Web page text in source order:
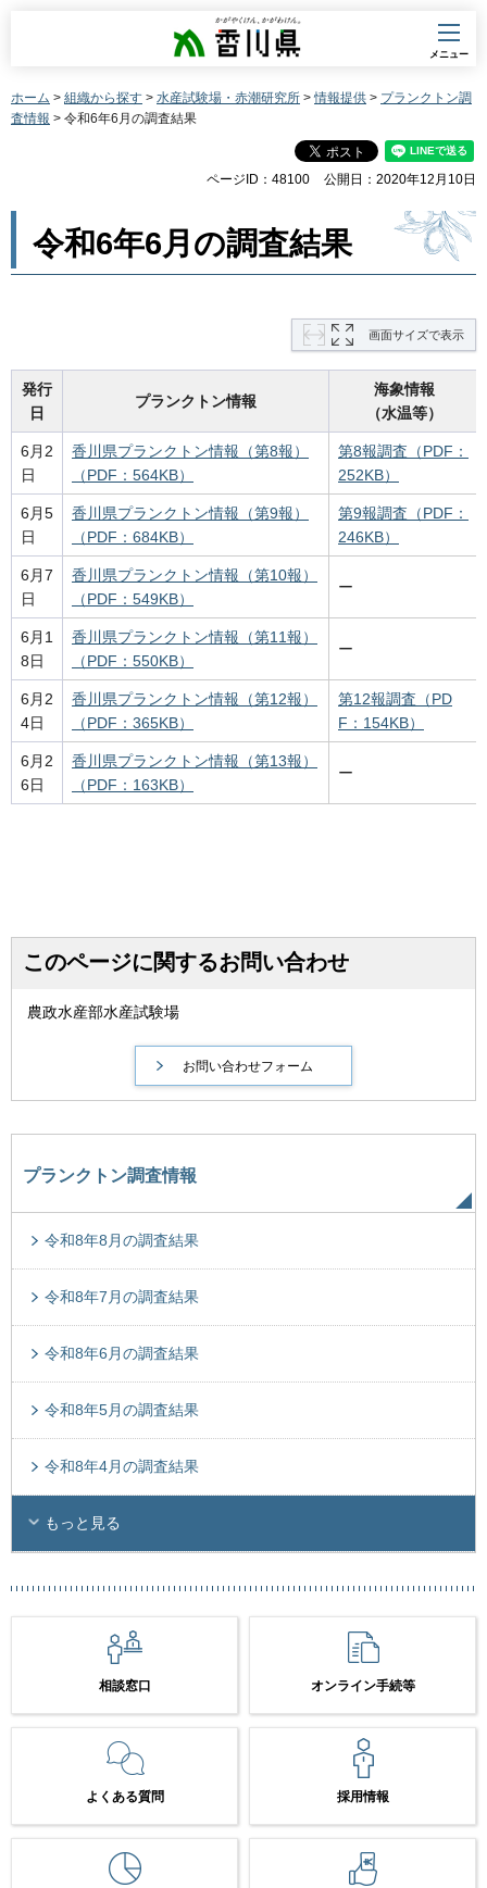
香川県
メニュー
ホーム > 組織から探す > 水産試験場・赤潮研究所 >情報提供 > プランクトン調
査情報 > 令和6年6月の調査結果
ページID：48100 公開日：2020年12月10日
令和6年6月の調査結果
画面サイズで表示
発行
日
プランクトン情報
海象情報
（水温等）
6月2
日
香川県プランクトン情報（第8報）
（PDF：564KB）
第8報調査（PDF：
252KB）
6月5
日
香川県プランクトン情報（第9報）
（PDF：684KB）
第9報調査（PDF：
246KB）
6月7
日
香川県プランクトン情報（第10報）
（PDF：549KB）
ー
6月1
8日
香川県プランクトン情報（第11報）
（PDF：550KB）
ー
6月2
4日
香川県プランクトン情報（第12報）
（PDF：365KB）
第12報調査（PD
F：154KB）
6月2
6日
香川県プランクトン情報（第13報）
（PDF：163KB）
ー
このページに関するお問い合わせ
農政水産部水産試験場
プランクトン調査情報
令和8年8月の調査結果
令和8年7月の調査結果
令和8年6月の調査結果
令和8年5月の調査結果
令和8年4月の調査結果
もっと見る
相談窓口 オンライン手続等
よくある質問 採用情報